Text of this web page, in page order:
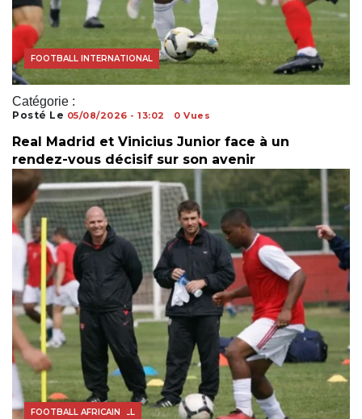
Catégorie :
FOOTBALL INTERNATIONAL
Posté Le 05/08/2026 - 13:02 0 Vues
Real Madrid et Vinicius Junior face à un
rendez-vous décisif sur son avenir
ACTUALITÉS FOOTBALL
FOOTBALL AFRICAIN